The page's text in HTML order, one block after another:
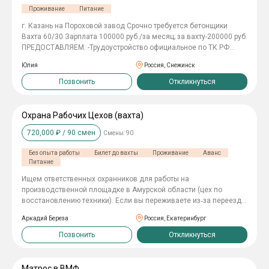
Проживание Питание
г. Казань на Пороховой завод Срочно требуется бетонщики
Вахта 60/30 Зарплата 100000 руб./за месяц; за вахту-200000 руб.
ПРЕДОСТАВЛЯЕМ: -Трудоустройство официальное по ТК РФ
руб. -Выплаты 2 раза в месяц -Спецодежда за счёт компании
-Медосмотр за счёт компании Не упустите свой шанс! Звоните
прямо сейчас!
Юлия Россия, Снежинск
Позвонить Откликнуться
Охрана Рабочих Цехов (вахта)
720,000 ₽ / 90 смен Смены:90
Без опыта работы Билет до вахты Проживание
Аванс
Питание
Ищем ответственных охранников для работы на
производственной площадке в Амурской области (цех по
восстановлению техники). Если вы переживаете из‑за переезда
организацией. А доход составит от 170 000 рублей в месяц. Что
нужно делать: контролировать доступ на территорию и в цеха;
вести журналы, работать с видеонаблюдением и
ситуации; соблюдать регламент и инструкции охраны. Мы ждём:
Аркадий Береза Россия, Екатеринбург
Позвонить Откликнуться